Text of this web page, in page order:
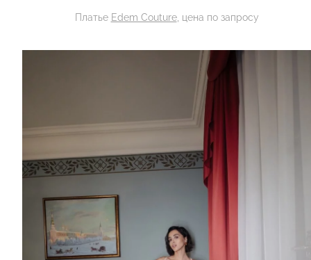
Платье Edem Couture, цена по запросу